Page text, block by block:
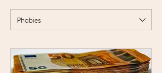
Phobies